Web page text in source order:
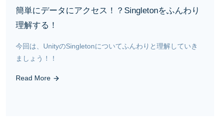
簡単にデータにアクセス！？Singletonをふんわり
理解する！
今回は、UnityのSingletonについてふんわりと理解していき
ましょう！！
Read More